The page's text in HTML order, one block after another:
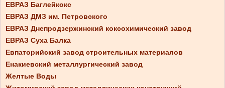
ЕВРАЗ Баглейкокс
ЕВРАЗ ДМЗ им. Петровского
ЕВРАЗ Днепродзержинский коксохимический завод
ЕВРАЗ Суха Балка
Евпаторийский завод строительных материалов
Енакиевский металлургический завод
Желтые Воды